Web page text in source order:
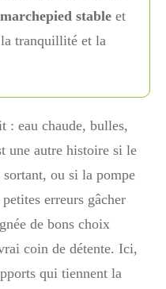
marchepied stable et
tranquillité et la
: eau chaude, bulles,
une autre histoire si le
sortant, ou si la pompe
erreurs gâcher
de bons choix
coin de détente. Ici,
qui tiennent la